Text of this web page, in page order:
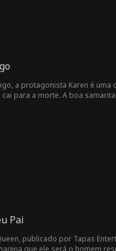
a protagonista Karen é
levar Anna ao hospital, dirigido por Bob, o capitão
Pai
publicado por Tapas
que ele será o homem